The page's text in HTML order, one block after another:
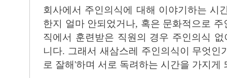
회사에서 주인의식에 대해 이야기하는 시
한지 얼마 안되었거나, 혹은 문화적으로
직에서 훈련받은 직원의 경우 주인의식
니다. 그래서 새삼스레 주인의식이 무엇인
로 잘해'하며 서로 독려하는 시간을 가지게